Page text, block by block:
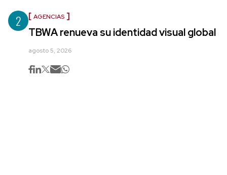
2 AGENCIAS
TBWA renueva su identidad visual global
agosto 5, 2026